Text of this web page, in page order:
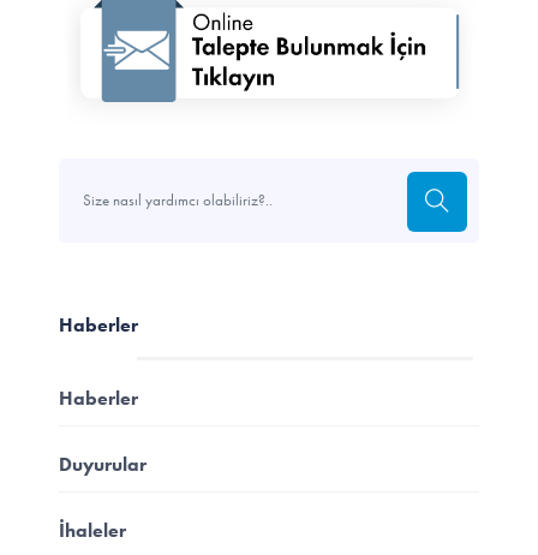
Haberler
Haberler
Duyurular
İhaleler